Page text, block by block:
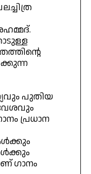
പുതിയ
പ്രധാന
ഗാനം